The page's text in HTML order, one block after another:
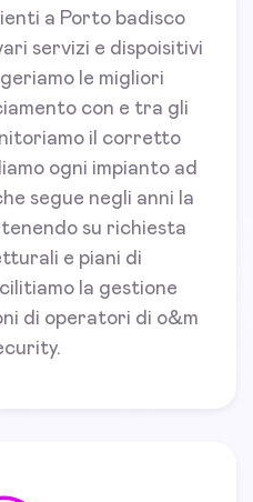
a Porto badisco
servizi e dispoisitivi
le migliori
con e tra gli
il corretto
ogni impianto ad
segue negli anni la
su richiesta
e piani di
la gestione
di operatori di o&m